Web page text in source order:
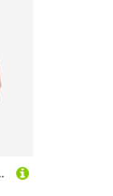
marineblau